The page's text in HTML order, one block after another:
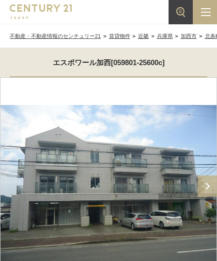
不動産・不動産情報のセンチュリー21 賃貸物件 近畿 兵庫県 加西市 北条
エスポワール加西[059801-25600c]